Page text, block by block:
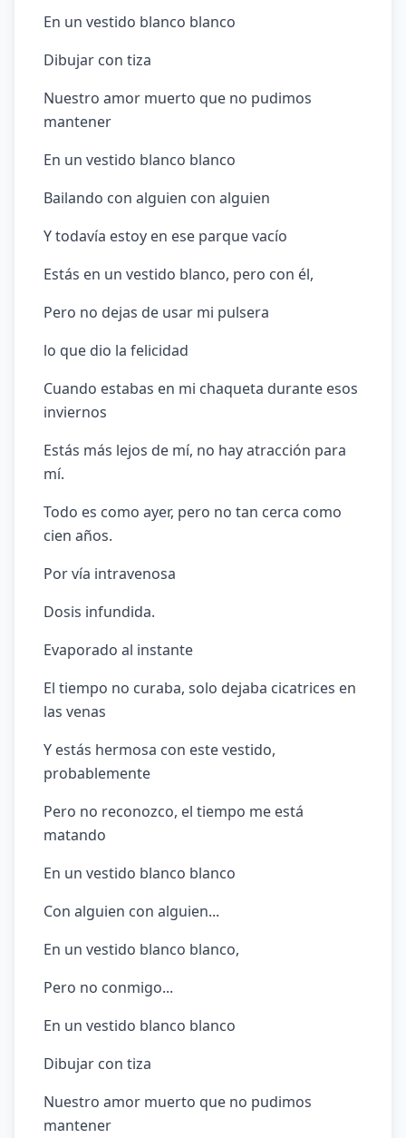
En un vestido blanco blanco
Dibujar con tiza
Nuestro amor muerto que no pudimos
mantener
En un vestido blanco blanco
Bailando con alguien con alguien
Y todavía estoy en ese parque vacío
Estás en un vestido blanco, pero con él,
Pero no dejas de usar mi pulsera
lo que dio la felicidad
Cuando estabas en mi chaqueta durante esos
inviernos
Estás más lejos de mí, no hay atracción para
mí.
Todo es como ayer, pero no tan cerca como
cien años.
Por vía intravenosa
Dosis infundida.
Evaporado al instante
El tiempo no curaba, solo dejaba cicatrices en
las venas
Y estás hermosa con este vestido,
probablemente
Pero no reconozco, el tiempo me está
matando
En un vestido blanco blanco
Con alguien con alguien...
En un vestido blanco blanco,
Pero no conmigo...
En un vestido blanco blanco
Dibujar con tiza
Nuestro amor muerto que no pudimos
mantener